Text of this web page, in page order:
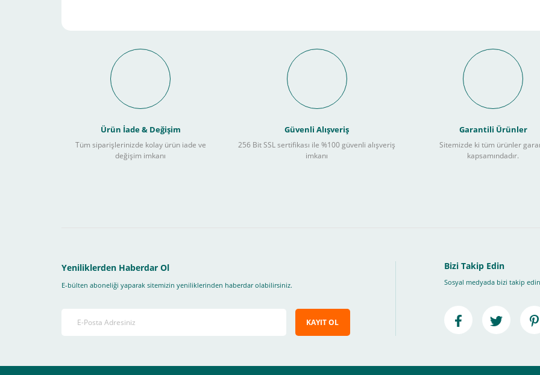
Schneider Electric Sanal POS ile Vade Farksız Taksit
Kullanılır ?
Sitemizden yapacağınız tüm alışverişlerde aşağıdaki adımları takip ederek peşin fiyatına 3 Taksit seçenekleri bankaya göre
4-Son olarak siparişi vermiş olduğunuz e-posta adresinize ileteceğimiz link üzerinden tıklayarak 3D Secure güvenli ödeme ile ödemenizi
Ürün İade & Değişim
Tüm siparişlerinizde kolay ürün iade ve
değişim imkanı
Güvenli Alışveriş
256 Bit SSL sertifikası ile %100 güvenli alışveriş
imkanı
Garantili Ürünler
Sitemizde ki tüm ürünler
kapsamındadır.
Yeniliklerden Haberdar Ol
E-bülten aboneliği yaparak sitemizin yeniliklerinden haberdar olabilirsiniz.
KAYIT OL
Bizi Takip Edin
Sosyal medyada bizi takip